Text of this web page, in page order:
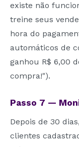
existe não
treine seus
hora do
automáticos de
ganhou R$ 6,00
compra!").
Passo 7 —
Depois de 30
clientes